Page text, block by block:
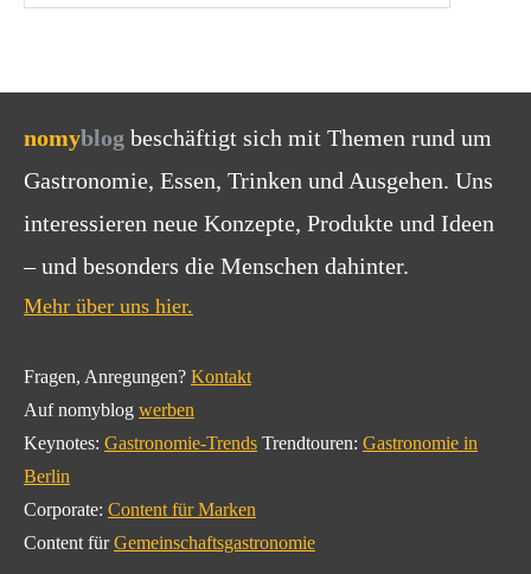
nomyblog beschäftigt sich mit Themen rund um
Gastronomie, Essen, Trinken und Ausgehen. Uns
interessieren neue Konzepte, Produkte und Ideen
– und besonders die Menschen dahinter.
Mehr über uns hier.
Fragen, Anregungen? Kontakt
Auf nomyblog werben
Keynotes: Gastronomie-Trends Trendtouren: Gastronomie in
Berlin
Corporate: Content für Marken
Content fürGemeinschaftsgastronomie